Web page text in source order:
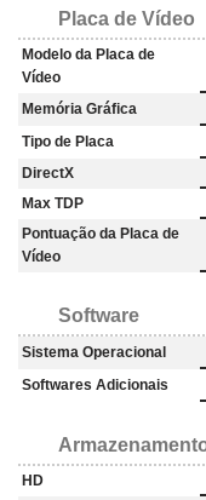
Placa de Vídeo
Modelo da Placa de
Vídeo
Memória Gráfica
Tipo de Placa
DirectX
Max TDP
Pontuação da Placa de
Vídeo
Software
Sistema Operacional
Softwares Adicionais
HD